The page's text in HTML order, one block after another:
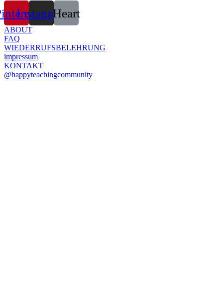
InstagramHeart
ABOUT
FAQ
WIEDERRUFSBELEHRUNG
impressum
KONTAKT
@happyteachingcommunity